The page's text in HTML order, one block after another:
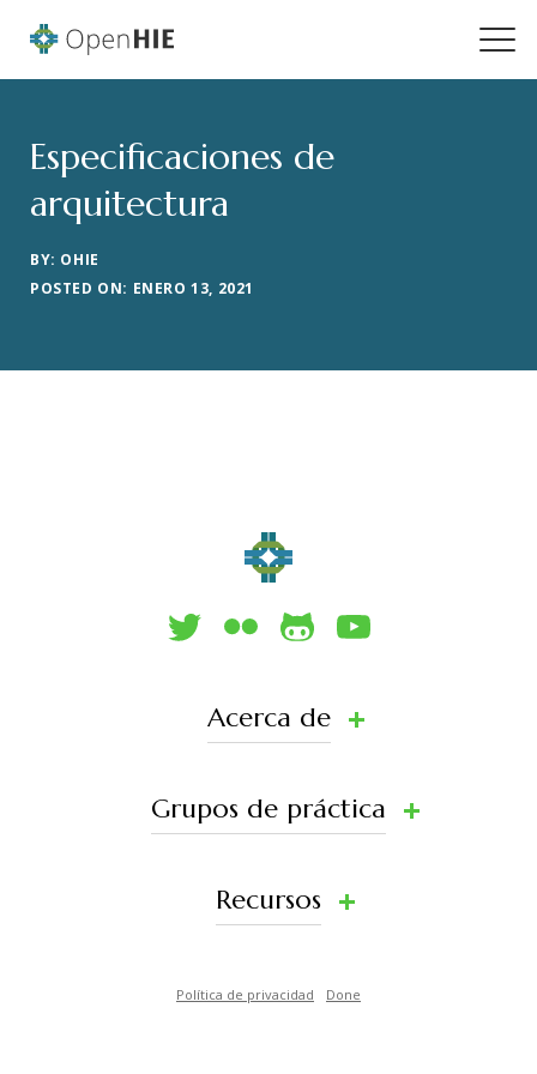
Especificaciones de
arquitectura
BY: OHIE
POSTED ON: ENERO 13, 2021
Acerca de
Grupos de práctica
Recursos
Política de privacidad Done